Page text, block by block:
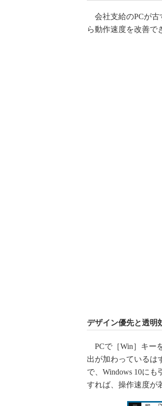
会社支給のPCが古
ら動作速度を改善で
デザイン優先と透明
PCで［Win］キー
出が加わっているは
で、Windows 10に
すれば、操作速度が